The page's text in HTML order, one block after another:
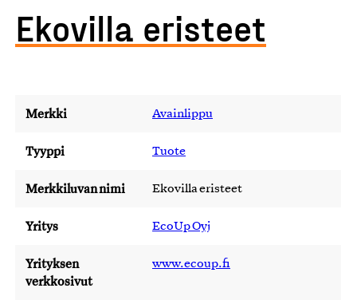
Ekovilla eristeet
Merkki Avainlippu
Tyyppi Tuote
Merkkiluvan nimi Ekovilla eristeet
Yritys EcoUp Oyj
Yrityksen
verkkosivut
www.ecoup.fi